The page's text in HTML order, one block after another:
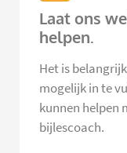
Laat ons
helpen.
Het is
mogelijk in te
kunnen helpen
bijlescoach.